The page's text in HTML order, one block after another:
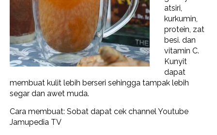
atsiri,
kurkumin,
protein, zat
besi. dan
vitamin C.
Kunyit
dapat
membuat kulit lebih berseri sehingga tampak lebih
segar dan awet muda.
Cara membuat: Sobat dapat cek channel Youtube
Jamupedia TV